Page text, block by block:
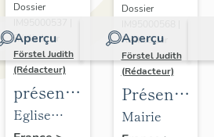
Aperçu
Dossier
Réalisé par
Förstel Judith
(Rédacteur)
présentation
du
Eglise
Aperçu
Dossier
Réalisé par
Förstel Judith
(Rédacteur)
du
Mairie